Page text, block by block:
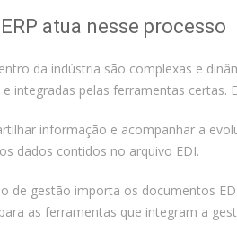
atua nesse processo
da indústria são complexas e
integradas pelas ferramentas certas.
informação e acompanhar a
dados contidos no arquivo EDI.
de gestão importa os documentos
as ferramentas que integram a